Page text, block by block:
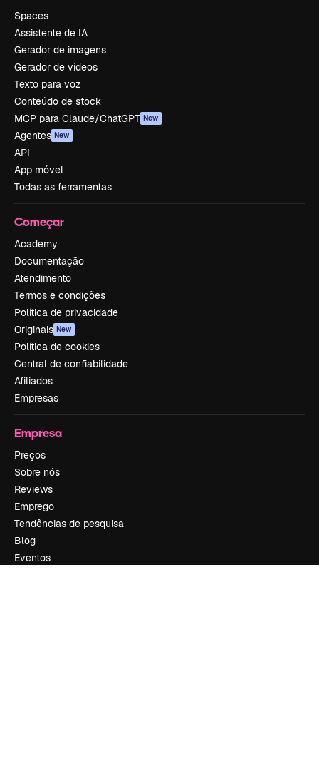
Spaces
Assistente de IA
Gerador de imagens
Gerador de vídeos
Texto para voz
Conteúdo de stock
MCP para Claude/ChatGPT New
Agentes New
API
App móvel
Todas as ferramentas
Começar
Academy
Documentação
Atendimento
Termos e condições
Política de privacidade
Originais New
Política de cookies
Central de confiabilidade
Afiliados
Empresas
Empresa
Preços
Sobre nós
Reviews
Emprego
Tendências de pesquisa
Blog
Eventos